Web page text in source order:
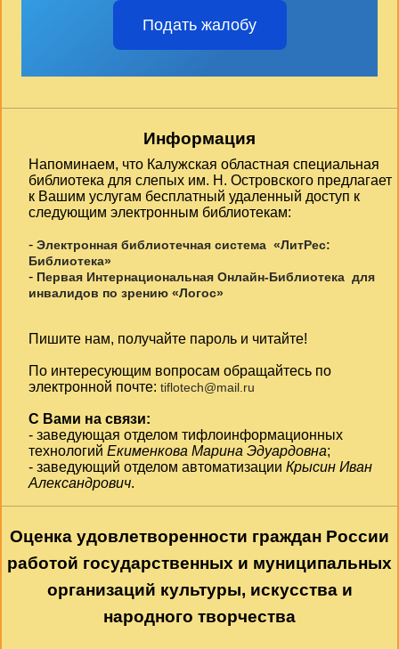
Подать жалобу
Информация
Напоминаем, что Калужская областная специальная
библиотека для слепых им. Н. Островского предлагает
к Вашим услугам бесплатный удаленный доступ к
следующим электронным библиотекам:
- Электронная библиотечная система «ЛитРес:
Библиотека»
- Первая Интернациональная Онлайн-Библиотека для
инвалидов по зрению «Логос»
Пишите нам, получайте пароль и читайте!
По интересующим вопросам обращайтесь по
электронной почте: tiflotech@mail.ru
С Вами на связи:
- заведующая отделом тифлоинформационных
технологий Екименкова Марина Эдуардовна;
- заведующий отделом автоматизации Крысин Иван
Александрович.
Оценка удовлетворенности граждан России
работой государственных и муниципальных
организаций культуры, искусства и
народного творчества